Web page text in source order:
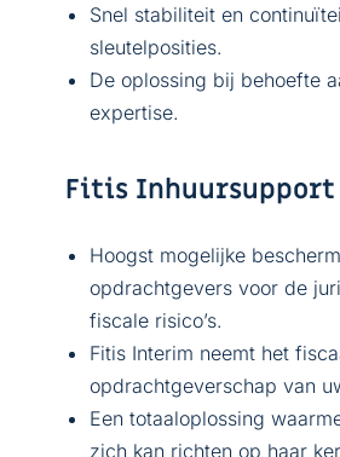
Snel stabiliteit en
sleutelposities.
De oplossing bij behoefte
expertise.
Fitis Inhuursupport
Hoogst mogelijke
opdrachtgevers voor de
fiscale risico’s.
Fitis Interim neemt het
opdrachtgeverschap van
Een totaaloplossing
zich kan richten op haar